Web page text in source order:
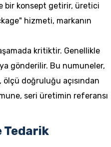
bir konsept getirir, üretici
hizmeti, markanın
kritiktir. Genellikle
gönderilir. Bu numuneler,
doğruluğu açısından
seri üretimin referansı
Tedarik